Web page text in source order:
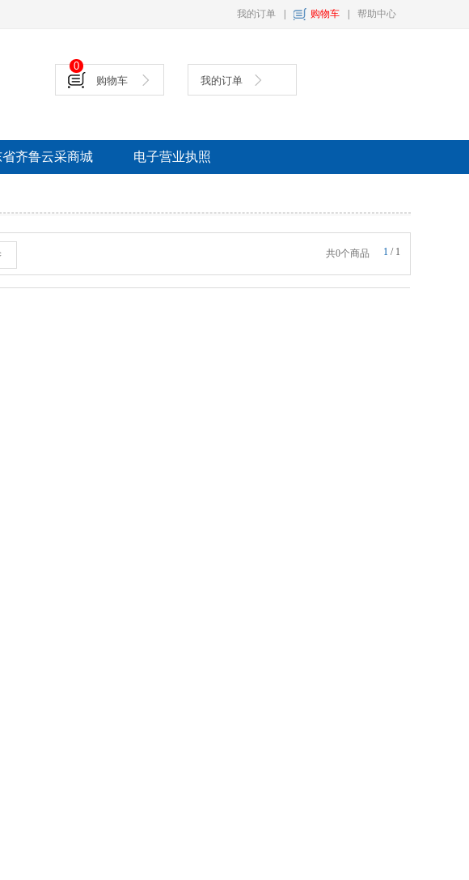
我的订单 购物车 帮助中心
购物车
0
我的订单
省齐鲁云采商城 电子营业执照
共0个商品 1 / 1